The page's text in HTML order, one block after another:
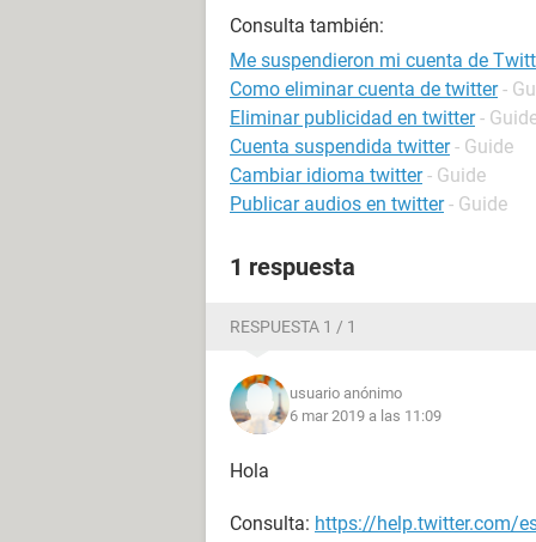
Consulta también:
Me suspendieron mi cuenta de
Como eliminar cuenta de twitter -
Eliminar publicidad en twitter -
Cuenta suspendida twitter - Guide
Cambiar idioma twitter - Guide
Publicar audios en twitter - Guide
1 respuesta
RESPUESTA 1 / 1
usuario anónimo
6 mar 2019 a las 11:09
Hola
Consulta: https://help.twitter.com/